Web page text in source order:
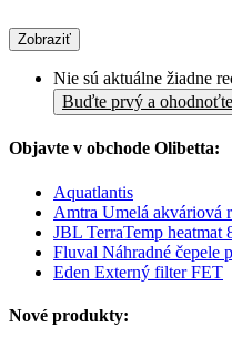
Zobraziť
Nie sú aktuálne žiadne
Buďte prvý a
Objavte v obchode Olibetta:
Aquatlantis
Amtra Umelá akváriová
JBL TerraTemp heatmat
Fluval Náhradné čepele
Eden Externý filter FET
Nové produkty: